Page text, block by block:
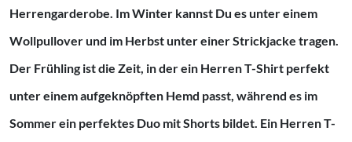
Herrengarderobe. Im Winter kannst Du es unter einem
Wollpullover und im Herbst unter einer Strickjacke tragen.
Der Frühling ist die Zeit, in der ein Herren T-Shirt perfekt
unter einem aufgeknöpften Hemd passt, während es im
Sommer ein perfektes Duo mit Shorts bildet. Ein Herren T-